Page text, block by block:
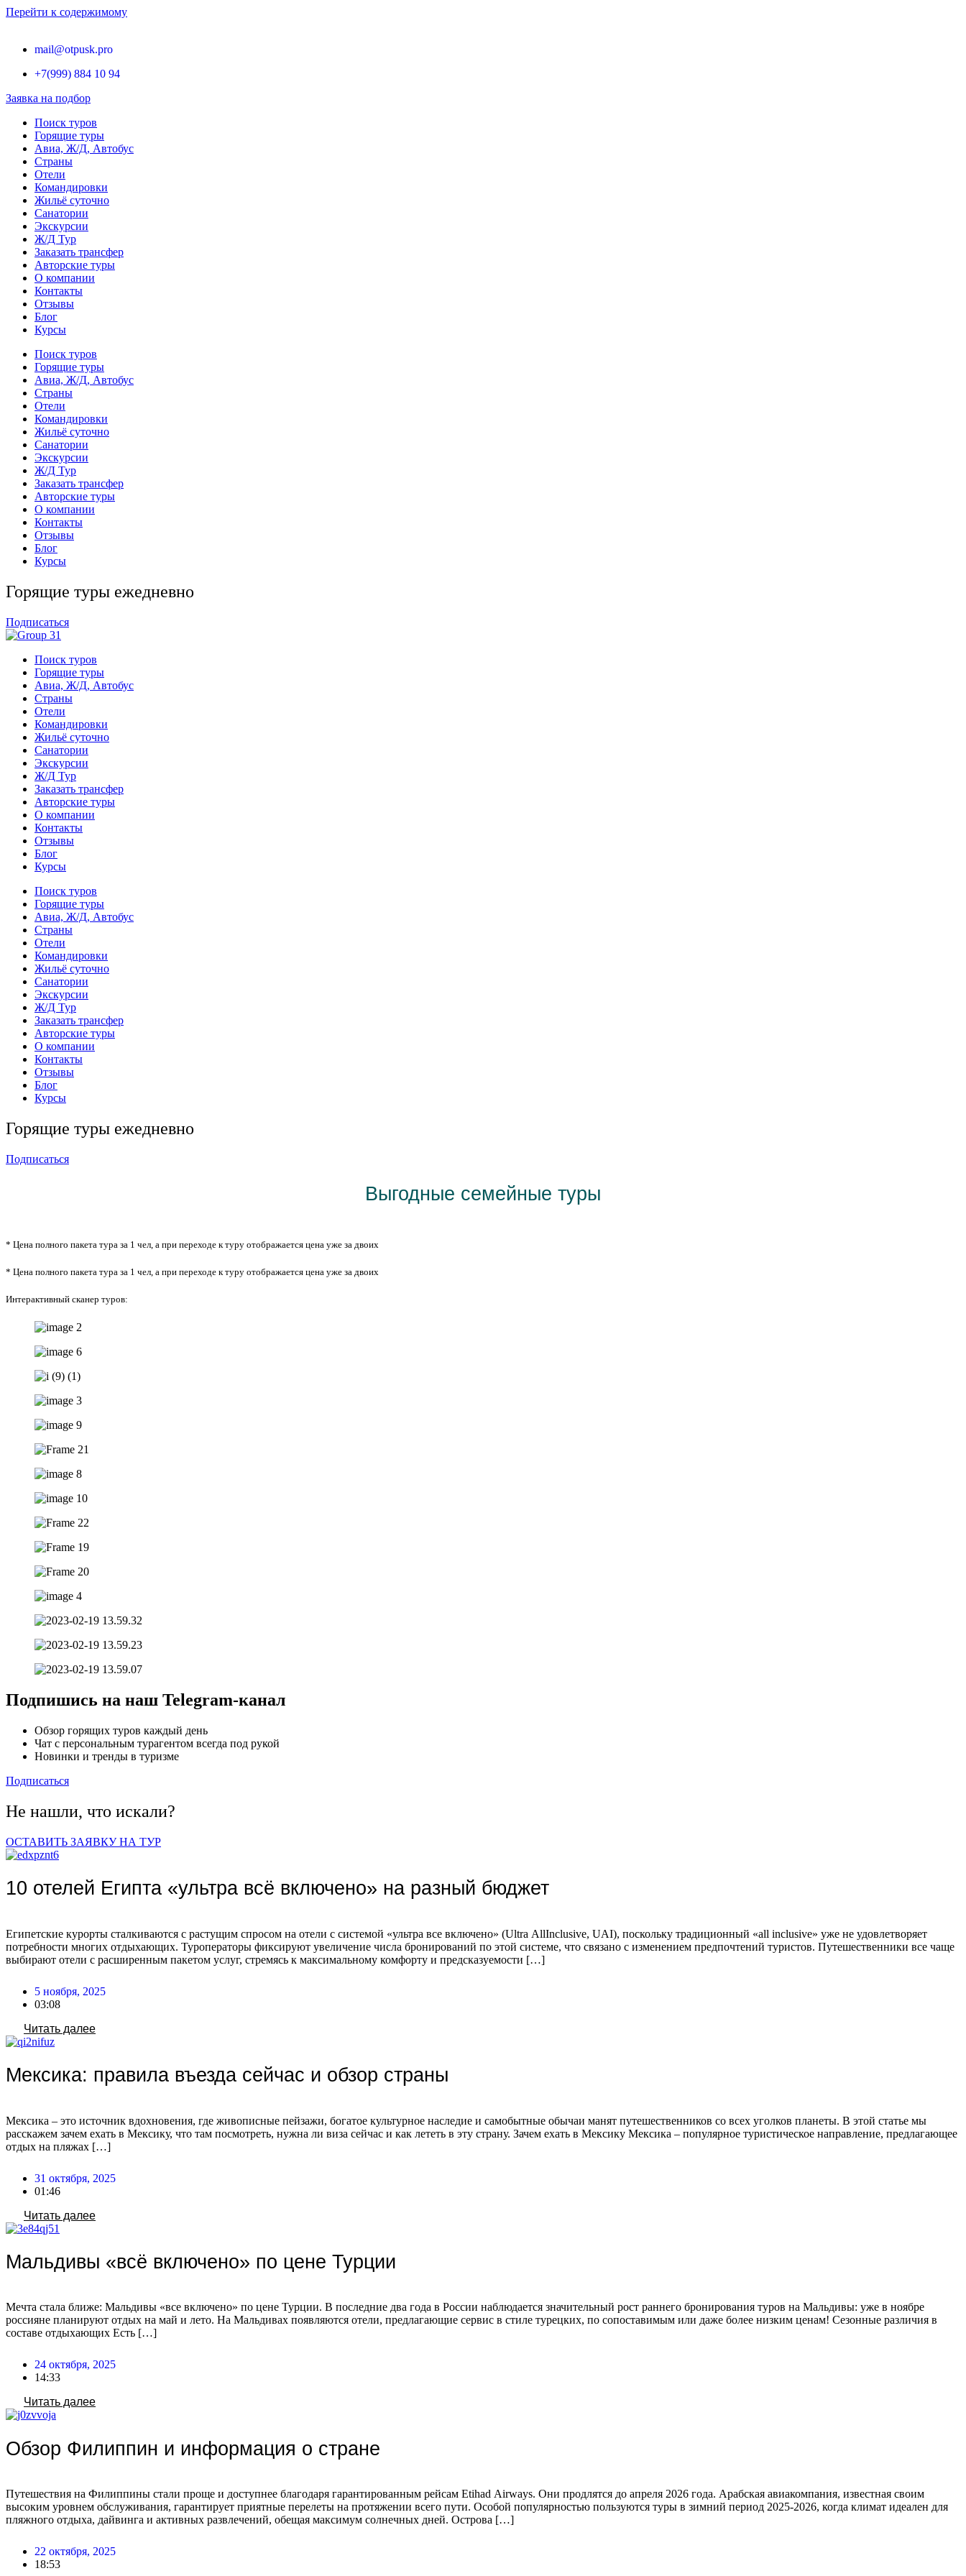
Перейти к содержимому
mail@otpusk.pro
+7(999) 884 10 94
Заявка на подбор
Поиск туров
Горящие туры
Авиа, Ж/Д, Автобус
Страны
Отели
Командировки
Жильё суточно
Санатории
Экскурсии
Ж/Д Тур
Заказать трансфер
Авторские туры
О компании
Контакты
Отзывы
Блог
Курсы
Поиск туров
Горящие туры
Авиа, Ж/Д, Автобус
Страны
Отели
Командировки
Жильё суточно
Санатории
Экскурсии
Ж/Д Тур
Заказать трансфер
Авторские туры
О компании
Контакты
Отзывы
Блог
Курсы
Горящие туры ежедневно
Подписаться
Поиск туров
Горящие туры
Авиа, Ж/Д, Автобус
Страны
Отели
Командировки
Жильё суточно
Санатории
Экскурсии
Ж/Д Тур
Заказать трансфер
Авторские туры
О компании
Контакты
Отзывы
Блог
Курсы
Поиск туров
Горящие туры
Авиа, Ж/Д, Автобус
Страны
Отели
Командировки
Жильё суточно
Санатории
Экскурсии
Ж/Д Тур
Заказать трансфер
Авторские туры
О компании
Контакты
Отзывы
Блог
Курсы
Горящие туры ежедневно
Подписаться
Визы любой сложности
* Цена полного пакета тура за 1 чел, а при переходе к туру отображается цена уже за двоих
* Цена полного пакета тура за 1 чел, а при переходе к туру отображается цена уже за двоих
Интерактивный сканер туров:
Подпишись на наш Telegram-канал
Обзор горящих туров каждый день
Чат с персональным турагентом всегда под рукой
Новинки и тренды в туризме
Подписаться
Не нашли, что искали?
ОСТАВИТЬ ЗАЯВКУ НА ТУР
10 отелей Египта «ультра всё включено» на разный бюджет
Египетские курорты сталкиваются с растущим спросом на отели с системой «ультра все включено» (Ultra AllInclusive, UAI), поскольку традиционный «all inclusive» уже не удовлетворяет
потребности многих отдыхающих. Туроператоры фиксируют увеличение числа бронирований по этой системе, что связано с изменением предпочтений туристов. Путешественники все чаще
выбирают отели с расширенным пакетом услуг, стремясь к максимальному комфорту и предсказуемости […]
5 ноября, 2025
03:08
Читать далее
Мексика: правила въезда сейчас и обзор страны
Мексика – это источник вдохновения, где живописные пейзажи, богатое культурное наследие и самобытные обычаи манят путешественников со всех уголков планеты. В этой статье мы
расскажем зачем ехать в Мексику, что там посмотреть, нужна ли виза сейчас и как лететь в эту страну. Зачем ехать в Мексику Мексика – популярное туристическое направление, предлагающее
отдых на пляжах […]
31 октября, 2025
01:46
Читать далее
Мальдивы «всё включено» по цене Турции
Мечта стала ближе: Мальдивы «все включено» по цене Турции. В последние два года в России наблюдается значительный рост раннего бронирования туров на Мальдивы: уже в ноябре
россияне планируют отдых на май и лето. На Мальдивах появляются отели, предлагающие сервис в стиле турецких, по сопоставимым или даже более низким ценам! Сезонные различия в
составе отдыхающих Есть […]
24 октября, 2025
14:33
Читать далее
Обзор Филиппин и информация о стране
Путешествия на Филиппины стали проще и доступнее благодаря гарантированным рейсам Etihad Airways. Они продлятся до апреля 2026 года. Арабская авиакомпания, известная своим
высоким уровнем обслуживания, гарантирует приятные перелеты на протяжении всего пути. Особой популярностью пользуются туры в зимний период 2025-2026, когда климат идеален для
пляжного отдыха, дайвинга и активных развлечений, обещая максимум солнечных дней. Острова […]
22 октября, 2025
18:53